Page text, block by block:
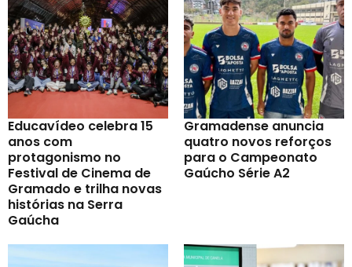
Educavídeo celebra 15
anos com
protagonismo no
Festival de Cinema de
Gramado e trilha novas
histórias na Serra
Gaúcha
Gramadense anuncia
quatro novos reforços
para o Campeonato
Gaúcho Série A2